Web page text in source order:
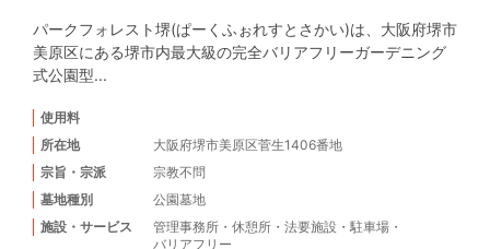
パークフォレスト堺(ぱーくふぉれすとさかい)は、大阪府堺市
美原区にある堺市内最大級の完全バリアフリーガーデニング
式公園型...
使用料
所在地
大阪府堺市美原区菅生1406番地
宗旨・宗派
宗教不問
墓地種別
公園墓地
施設・サービス
管理事務所 ・ 休憩所 ・ 法要施設 ・ 駐車場 ・
バリアフリー